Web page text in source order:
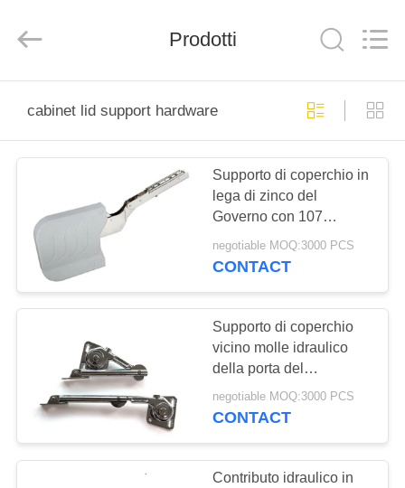
PRODOTTI
CIRCA
NOI
GIRO
FABBRICA
CONTROLLO
DI
QUALITÀ
Rights
by
Prodotti
cabinet lid support hardware
Supporto di coperchio in
lega di zinco del
Governo con 107
capacità di carico di Max
Opening Angle 5kg di
negotiable MOQ:3000 PCS
CONTACT
Supporto di coperchio
vicino molle idraulico
della porta del
Governo/soggiorno
durevole della porta
negotiable MOQ:3000 PCS
CONTACT
Contributo idraulico in